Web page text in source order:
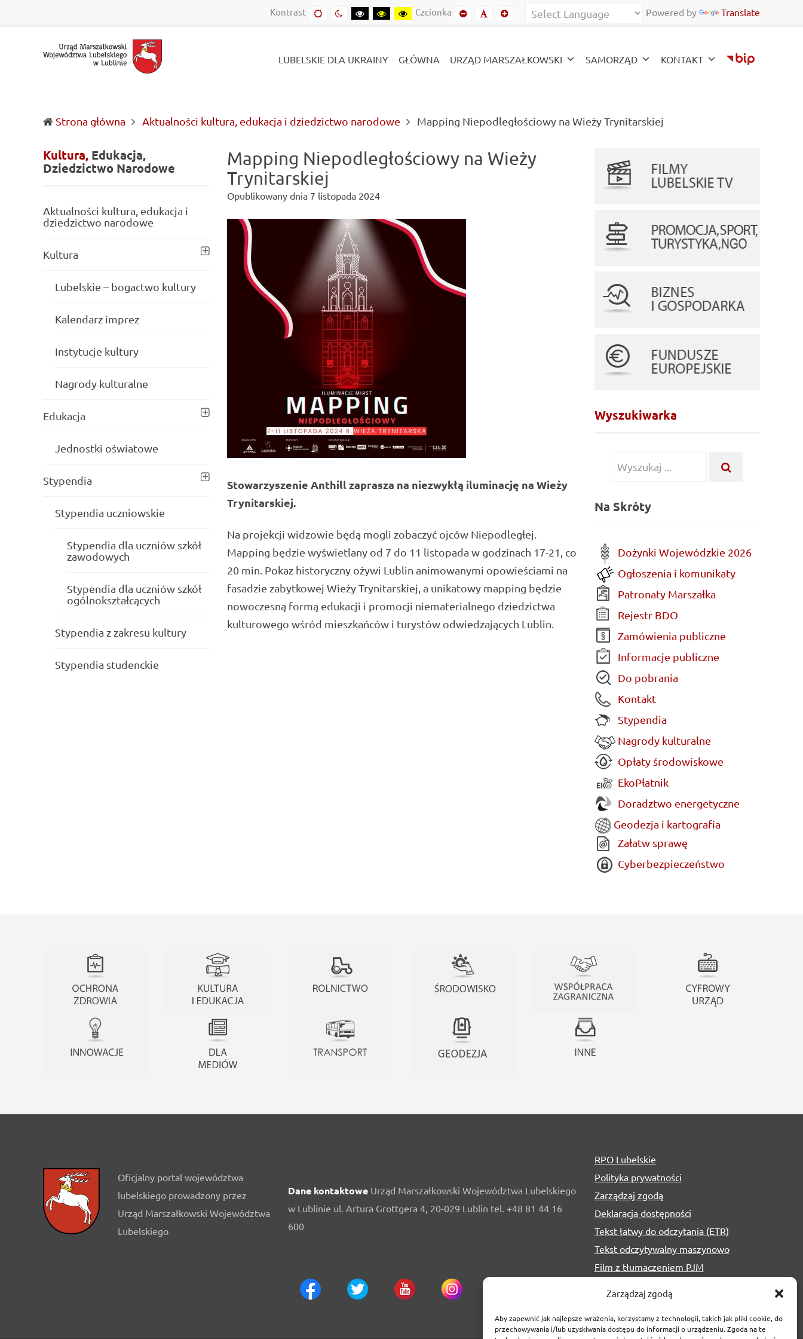
Zarządzaj zgodą
Aby zapewnić jak najlepsze wrażenia, korzystamy z technologii, takich jak pliki cookie, do
przechowywania i/lub uzyskiwania dostępu do informacji o urządzeniu. Zgoda na te
Województwa
Lubelskiego
wojewódzkich
Lubelszczyźnie
Powered by Translate
Kontrast Domyślny
kontrast
Kontrast
nocny
Kontrast
czarny-
Kontrast
czarny-
Kontrast
żółto-
Czcionka Mniejszy
font
Domyślny
font
Mniejszy
LUBELSKIE DLA UKRAINY GŁÓWNA URZĄD MARSZAŁKOWSKI SAMORZĄD KONTAKT
Strona główna Aktualności kultura, edukacja i dziedzictwo narodowe Mapping Niepodległościowy na Wieży Trynitarskiej
Mapping Niepodległościowy na Wieży
Trynitarskiej
Opublikowany dnia 7 listopada 2024
Stowarzyszenie Anthill zaprasza na niezwykłą iluminację na Wieży
Trynitarskiej.
Na projekcji widzowie będą mogli zobaczyć ojców Niepodległej.
Mapping będzie wyświetlany od 7 do 11 listopada w godzinach 17-21, co
20 min. Pokaz historyczny ożywi Lublin animowanymi opowieściami na
fasadzie zabytkowej Wieży Trynitarskiej, a unikatowy mapping będzie
nowoczesną formą edukacji i promocji niematerialnego dziedzictwa
kulturowego wśród mieszkańców i turystów odwiedzających Lublin.
Kultura, Edukacja,
Dziedzictwo Narodowe
Aktualności kultura, edukacja i
dziedzictwo narodowe
Kultura
Lubelskie – bogactwo kultury
Kalendarz imprez
Instytucje kultury
Nagrody kulturalne
Edukacja
Jednostki oświatowe
Stypendia
Stypendia uczniowskie
Stypendia dla uczniów szkół
zawodowych
Stypendia dla uczniów szkół
ogólnokształcących
Stypendia z zakresu kultury
Stypendia studenckie
Wyszukiwarka
Wyszukiwanie
Na Skróty
Dożynki Wojewódzkie 2026
Ogłoszenia i komunikaty
Patronaty Marszałka
Rejestr BDO
Zamówienia publiczne
Informacje publiczne
Do pobrania
Kontakt
Stypendia
Nagrody kulturalne
Opłaty środowiskowe
EkoPłatnik
Doradztwo energetyczne
Geodezja i kartografia
Załatw sprawę
Cyberbezpieczeństwo
Oficjalny portal województwa
lubelskiego prowadzony przez
Urząd Marszałkowski Województwa
Lubelskiego
Dane kontaktowe Urząd Marszałkowski Województwa Lubelskiego
w Lublinie ul. Artura Grottgera 4, 20-029 Lublin tel. +48 81 44 16
600
RPO Lubelskie
Polityka prywatności
Zarządzaj zgodą
Deklaracja dostępności
Tekst łatwy do odczytania (ETR)
Tekst odczytywalny maszynowo
Film z tłumaczeniem PJM